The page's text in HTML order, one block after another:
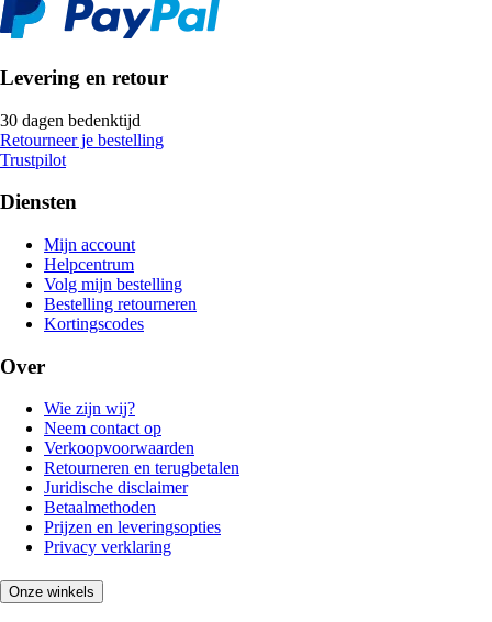
Levering en retour
30 dagen bedenktijd
Retourneer je bestelling
Trustpilot
Diensten
Mijn account
Helpcentrum
Volg mijn bestelling
Bestelling retourneren
Kortingscodes
Over
Wie zijn wij?
Neem contact op
Verkoopvoorwaarden
Retourneren en terugbetalen
Juridische disclaimer
Betaalmethoden
Prijzen en leveringsopties
Privacy verklaring
Onze winkels